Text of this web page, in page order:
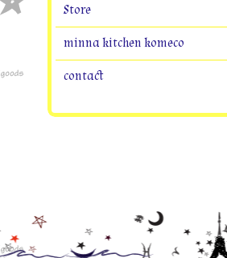
Store
minna kitchen komeco
contact